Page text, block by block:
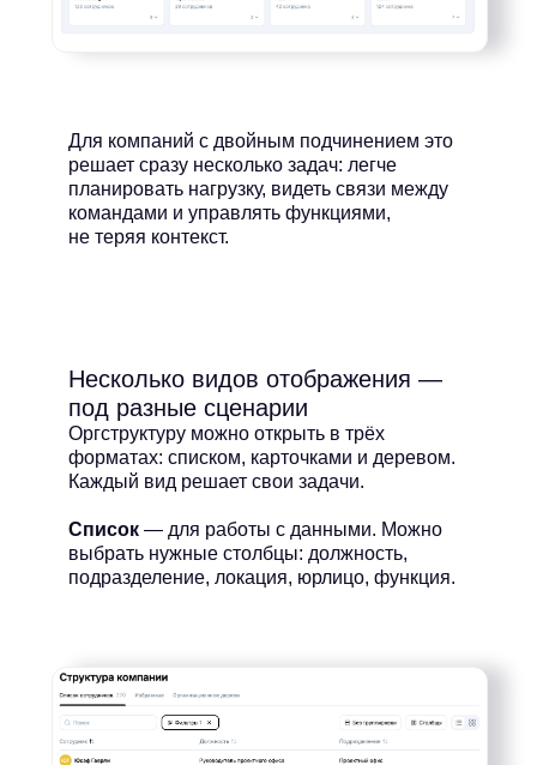
Для компаний с двойным подчинением это
решает сразу несколько задач: легче
планировать нагрузку, видеть связи между
командами и управлять функциями,
не теряя контекст.
Несколько видов отображения —
под разные сценарии
Оргструктуру можно открыть в трёх
форматах: списком, карточками и деревом.
Каждый вид решает свои задачи.
Список — для работы с данными. Можно
выбрать нужные столбцы: должность,
подразделение, локация, юрлицо, функция.